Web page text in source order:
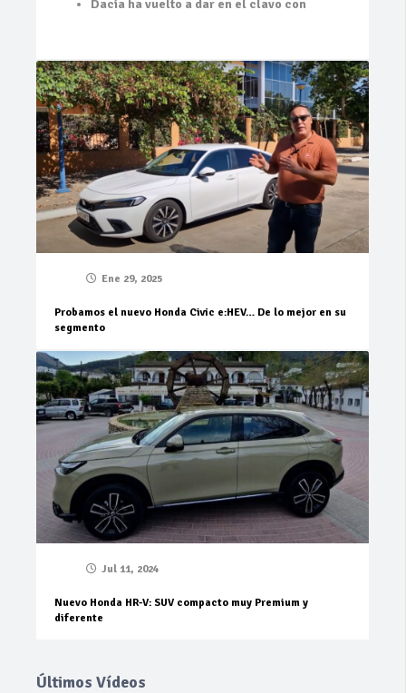
Dacia ha vuelto a dar en el clavo con
Ene 29, 2025
Probamos el nuevo Honda Civic e:HEV… De lo mejor en su
segmento
Jul 11, 2024
Nuevo Honda HR-V: SUV compacto muy Premium y
diferente
Últimos Vídeos